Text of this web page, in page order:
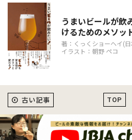
うまいビールが飲
けるためのメソッ
著：くっくショーヘイ(
イラスト：朝野 ペコ
TOP
古い記事